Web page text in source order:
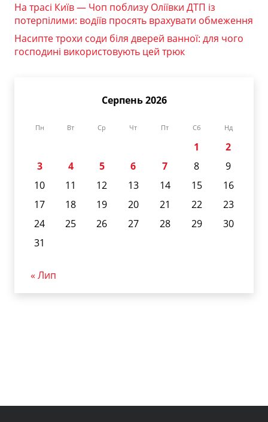
На трасі Київ — Чоп поблизу Оліївки ДТП із
потерпілими: водіїв просять врахувати обмеження
Насипте трохи соди біля дверей ванної: для чого
господині використовують цей трюк
Серпень 2026
Пн Вт Ср Чт Пт Сб Нд
1
2
3
4 5 6 7 8
9
10
11 12 13 14 15
16
17
18 19 20 21 22
23
24
25 26 27 28 29
30
31
« Лип